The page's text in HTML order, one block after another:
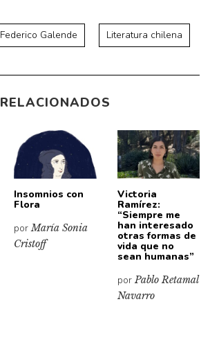
Federico Galende Literatura chilena
RELACIONADOS
Insomnios con
Flora
porMaría Sonia
Cristoff
Victoria
Ramírez:
“Siempre me
han interesado
otras formas de
vida que no
sean humanas”
porPablo Retamal
Navarro